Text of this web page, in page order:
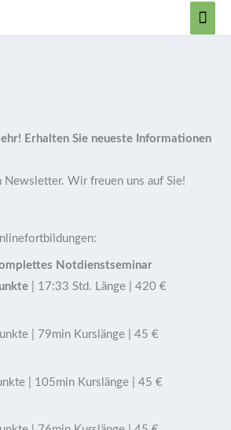
Erhalten Sie neueste Informationen
Newsletter. Wir freuen uns auf Sie!
Notdienstseminar
| 17:33 Std. Länge | 420 €
| 79min Kurslänge | 45 €
| 105min Kurslänge | 45 €